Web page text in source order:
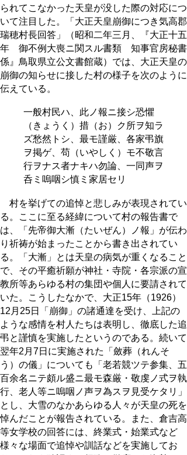
られてこなかった天皇が没した際の対応につ
いて注目した。「大正天皇崩御につき気高郡
瑞穂村長回答」（昭和二年三月、『大正十五
年 御不例大喪ニ関スル書類 知事官房秘書
係』鳥取県立公文書館蔵）では、大正天皇の
崩御の知らせに接した村の様子を次のように
伝えている。
一般村民ハ、此ノ報ニ接シ恐懼
（きょうく）措（お）ク所ヲ知ラ
ズ愁然トシ、最モ謹厳、各家弔旗
ヲ掲ゲ、苟（いやしく）モ不敬言
行ヲナス者ナキハ勿論、一同声ヲ
呑ミ嗚咽シ慎ミ家居セリ
村を挙げての追悼と悲しみが表現されてい
る。ここに至る経緯について村の報告書で
は、「先帝御大漸（たいぜん）ノ報」が伝わ
り祈祷が始まったことから書き出されてい
る。「大漸」とは天皇の病気が重くなること
で、その平癒祈願が神社・寺院・各宗派の宣
教所等あらゆる村の集団や個人に要請されて
いた。こうしたなかで、大正15年（1926）
12月25日「崩御」の諸通達を受け、上記の
ような感情を村人たちは表明し、徹底した追
弔と謹慎を実施したというのである。続いて
翌年2月7日に実施された「斂葬（れんそ
う）の儀」についても「老若競ツテ参集、五
百余名ニテ頗ル盛ニ最モ森厳・敬虔ノ式ヲ執
行、老人等ニ嗚咽ノ声ヲ為スヲ見受ケタリ」
とし、大雪のなかあらゆる人々が天皇の死を
悼んだことが報告されている。また、倉吉高
等女学校の回答には、終業式・始業式など
様々な場面で追悼や訓話などを実施してお